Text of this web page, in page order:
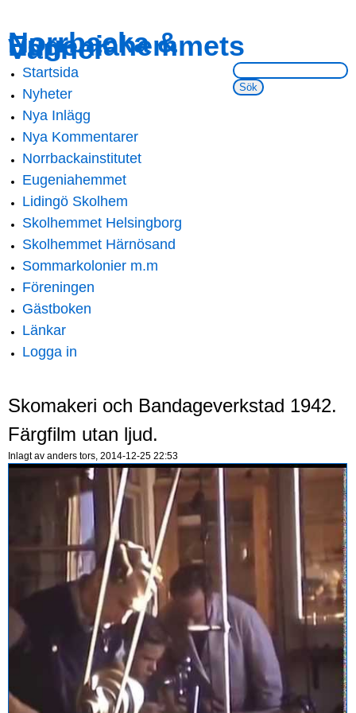
main
content
navigation
Norrbacka &
Eugeniahemmets
Vänner
Sök på webbsidan:
Main menu
Startsida
Nyheter
Nya Inlägg
Nya Kommentarer
Norrbackainstitutet
Eugeniahemmet
Lidingö Skolhem
Skolhemmet Helsingborg
Skolhemmet Härnösand
Sommarkolonier m.m
Föreningen
Gästboken
Länkar
Logga in
Skomakeri och Bandageverkstad 1942.
Färgfilm utan ljud.
Inlagt av anders tors, 2014-12-25 22:53